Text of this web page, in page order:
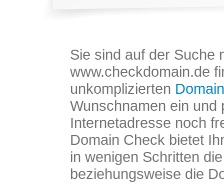
Sie sind auf der Suche
www.checkdomain.de
unkomplizierten
Wunschnamen ein und
Internetadresse noch
Domain Check bietet
in wenigen Schritten
beziehungsweise die